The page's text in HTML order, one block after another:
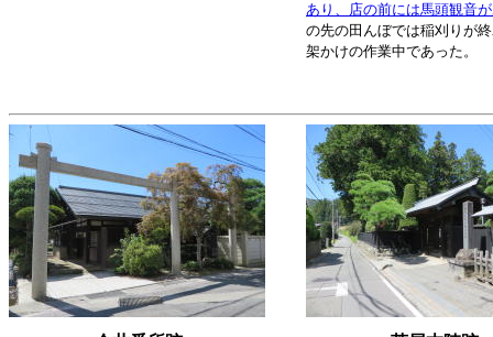
あり、店の前には馬頭観音
の先の田んぼでは稲刈りが
架かけの作業中であった。